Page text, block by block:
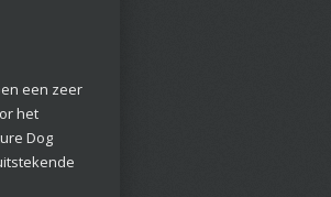
een zeer
het
Dog